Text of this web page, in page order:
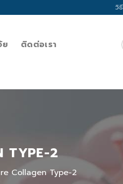
วิ
ย ติดต่อเรา
TYPE-2
Collagen Type-2